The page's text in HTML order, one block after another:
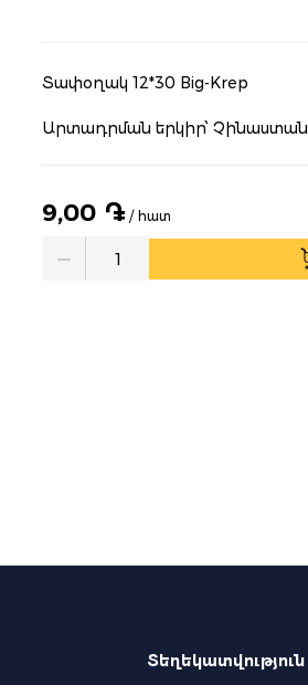
Տափօղակ 12*30 Big-Krep
Արտադրման երկիր՝ Չինաստան
9,00 ֏ / հատ
Quantity
Տեղեկատվություն